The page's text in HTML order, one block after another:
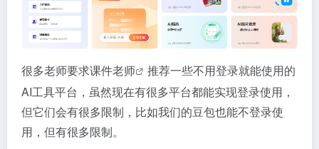
很多老师要求课件老师
推荐一些不用登录就能使用的
AI工具平台，虽然现在有很多平台都能实现登录使用，
但它们会有很多限制，比如我们的豆包也能不登录使
用，但有很多限制。